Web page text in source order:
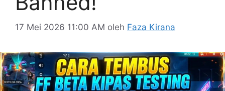
17 Mei 2026 11:00 AM oleh Faza Kirana